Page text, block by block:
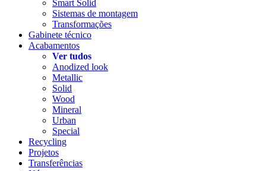
Smart Solid
Sistemas de montagem
Transformações
Gabinete técnico
Acabamentos
Ver tudos
Anodized look
Metallic
Solid
Wood
Mineral
Urban
Special
Recycling
Projetos
Transferências